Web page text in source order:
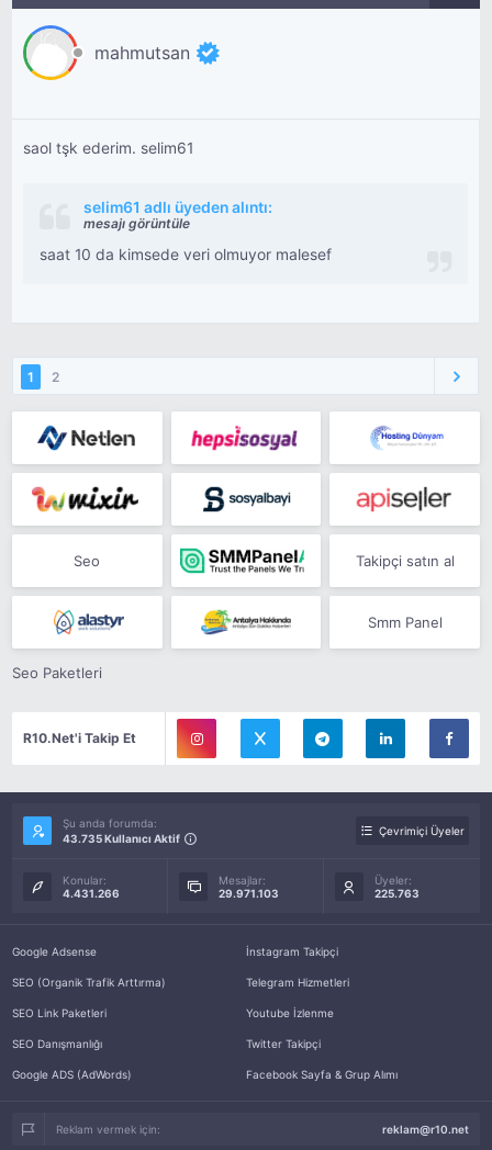
mahmutsan
saol tşk ederim. selim61
selim61 adlı üyeden alıntı:
mesajı görüntüle
saat 10 da kimsede veri olmuyor malesef
1 2
Seo Takipçi satın al
Smm Panel
Seo Paketleri
R10.Net'i Takip Et
Şu anda forumda:
43.735 Kullanıcı Aktif
Çevrimiçi Üyeler
Konular:
4.431.266
Mesajlar:
29.971.103
Üyeler:
225.763
Google Adsense
SEO (Organik Trafik Arttırma)
SEO Link Paketleri
SEO Danışmanlığı
Google ADS (AdWords)
İnstagram Takipçi
Telegram Hizmetleri
Youtube İzlenme
Twitter Takipçi
Facebook Sayfa & Grup Alımı
Reklam vermek için: reklam@r10.net